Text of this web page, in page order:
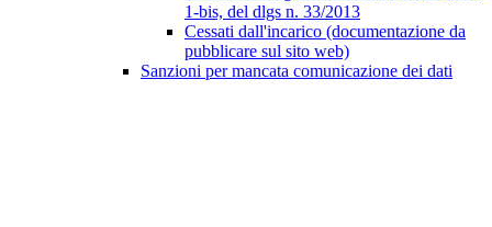
1-bis, del dlgs n. 33/2013
Cessati dall'incarico (documentazione da
pubblicare sul sito web)
Sanzioni per mancata comunicazione dei dati